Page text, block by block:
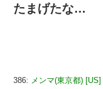
たまげたな…
386: メンマ(東京都) [US]